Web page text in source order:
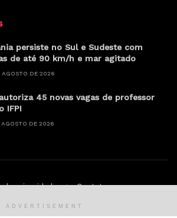
persiste no Sul e Sudeste com
de até 90 km/h e mar agitado
AGOSTO DE 2026
45 novas vagas de professor
IFPI
AGOSTO DE 2026
de privacidade Contato
ADVERTISEMENT